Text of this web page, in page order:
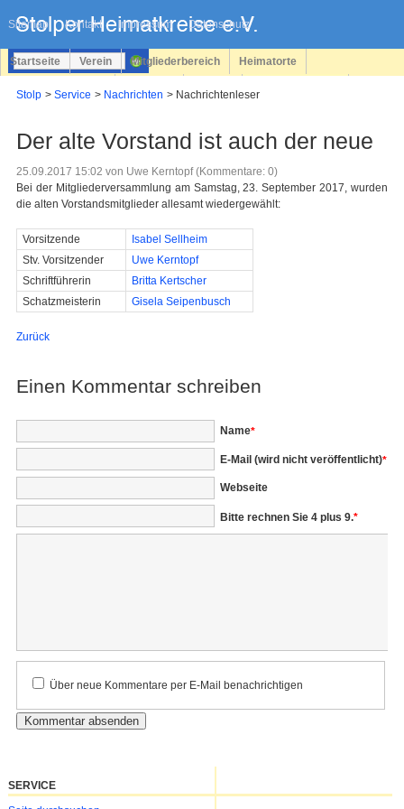
Sitemap Kontakt Impressum Datenschutz
überspringen
Startseite Verein Mitgliederbereich Heimatorte
Stolp Service Nachrichten Nachrichtenleser
Der alte Vorstand ist auch der neue
25.09.2017 15:02 von Uwe Kerntopf (Kommentare: 0)
Bei der Mitgliederversammlung am Samstag, 23. September 2017, wurden
die alten Vorstandsmitglieder allesamt wiedergewählt:
Vorsitzende
Isabel Sellheim
Stv. Vorsitzender
Uwe Kerntopf
Schriftführerin
Britta Kertscher
Schatzmeisterin
Gisela Seipenbusch
Zurück
Einen Kommentar schreiben
Pflichtfeld
Name*
Pflichtfeld
E-Mail (wird nicht veröffentlicht)*
Webseite
Bitte rechnen Sie 4 plus 9.*
Kommentar
Über neue Kommentare per E-Mail benachrichtigen
SERVICE